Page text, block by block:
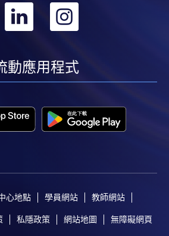
轉
轉
linkedin
動應用程式
心地點 學員網站 教師網站
私隱政策 網站地圖 無障礙網頁